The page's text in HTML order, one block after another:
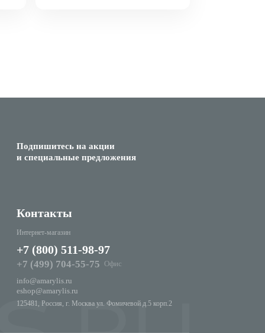
Подпишитесь на акции
и специальные предложения
Контакты
Интернет-магазин
+7 (800) 511-98-97
+7 (499) 704-55-75 Офис
info@amarylis.ru
eshop@amarylis.ru
125481, Россия, г. Москва ул. Фомичевой д.5 корп.2